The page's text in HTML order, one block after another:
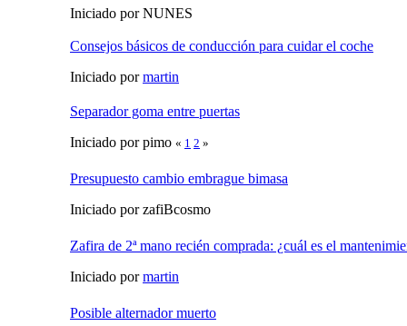
Iniciado por NUNES
Consejos básicos de conducción para cuidar el coche
Iniciado pormartin
Separador goma entre puertas
Iniciado por pimo « 1 2 »
Presupuesto cambio embrague bimasa
Iniciado por zafiBcosmo
Zafira de 2ª mano recién comprada: ¿cuál es el
Iniciado pormartin
Posible alternador muerto